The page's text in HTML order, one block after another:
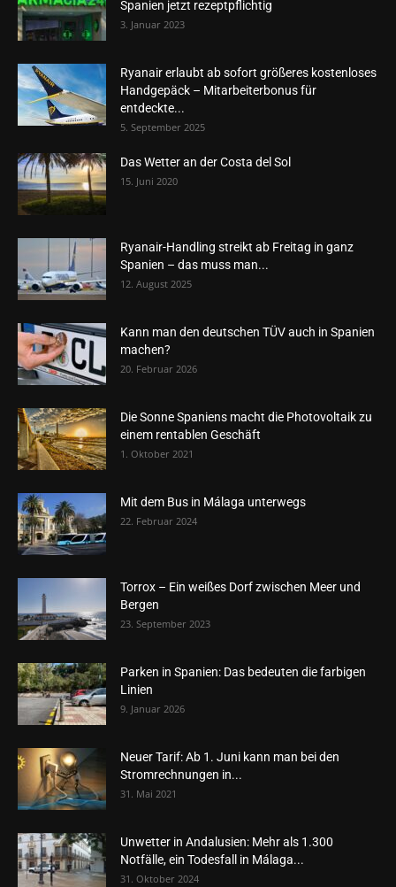
Spanien jetzt rezeptpflichtig
3. Januar 2023
Ryanair erlaubt ab sofort größeres kostenloses
Handgepäck – Mitarbeiterbonus für
entdeckte...
5. September 2025
Das Wetter an der Costa del Sol
15. Juni 2020
Ryanair-Handling streikt ab Freitag in ganz
Spanien – das muss man...
12. August 2025
Kann man den deutschen TÜV auch in Spanien
machen?
20. Februar 2026
Die Sonne Spaniens macht die Photovoltaik zu
einem rentablen Geschäft
1. Oktober 2021
Mit dem Bus in Málaga unterwegs
22. Februar 2024
Torrox – Ein weißes Dorf zwischen Meer und
Bergen
23. September 2023
Parken in Spanien: Das bedeuten die farbigen
Linien
9. Januar 2026
Neuer Tarif: Ab 1. Juni kann man bei den
Stromrechnungen in...
31. Mai 2021
Unwetter in Andalusien: Mehr als 1.300
Notfälle, ein Todesfall in Málaga...
31. Oktober 2024